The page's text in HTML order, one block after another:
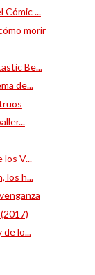
Cómic ...
morir
Be...
de...
los V...
los h...
de lo...